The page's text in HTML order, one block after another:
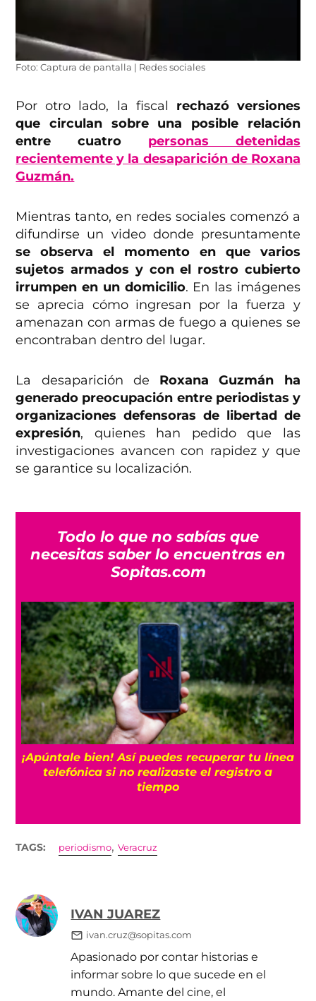
Foto: Captura de pantalla | Redes sociales
Por otro lado, la fiscal rechazó versiones
que circulan sobre una posible relación
entre cuatro personas detenidas
recientemente y la desaparición de Roxana
Guzmán.
Mientras tanto, en redes sociales comenzó a
difundirse un video donde presuntamente
se observa el momento en que varios
sujetos armados y con el rostro cubierto
irrumpen en un domicilio. En las imágenes
se aprecia cómo ingresan por la fuerza y
amenazan con armas de fuego a quienes se
encontraban dentro del lugar.
La desaparición de Roxana Guzmán ha
generado preocupación entre periodistas y
organizaciones defensoras de libertad de
expresión, quienes han pedido que las
investigaciones avancen con rapidez y que
se garantice su localización.
Todo lo que no sabías que
necesitas saber lo encuentras en
Sopitas.com
¡Apúntale bien! Así puedes recuperar tu línea
telefónica si no realizaste el registro a
tiempo
TAGS: periodismo,Veracruz
IVAN JUAREZ
ivan.cruz@sopitas.com
Apasionado por contar historias e
informar sobre lo que sucede en el
mundo. Amante del cine, el